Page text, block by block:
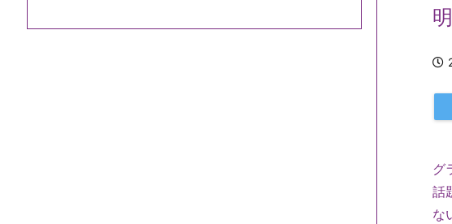
グ
話
な